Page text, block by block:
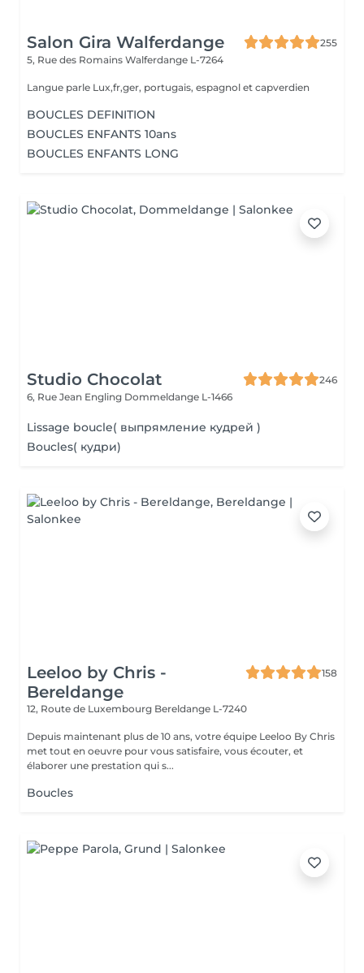
Salon Gira Walferdange
255
5, Rue des Romains Walferdange L-7264
Langue parle Lux,fr,ger, portugais, espagnol et capverdien
BOUCLES DEFINITION
BOUCLES ENFANTS 10ans
BOUCLES ENFANTS LONG
Studio Chocolat
246
6, Rue Jean Engling Dommeldange L-1466
Lissage boucle( выпрямление кудрей )
Boucles( кудри)
Leeloo by Chris -
Bereldange
158
12, Route de Luxembourg Bereldange L-7240
Depuis maintenant plus de 10 ans, votre équipe Leeloo By Chris
met tout en oeuvre pour vous satisfaire, vous écouter, et
élaborer une prestation qui s...
Boucles